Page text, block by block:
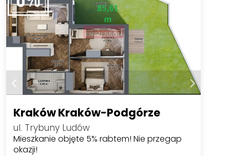
Kraków Kraków-Podgórze
ul. Trybuny Ludów
Mieszkanie objęte 5% rabtem! Nie przegap
okazji!